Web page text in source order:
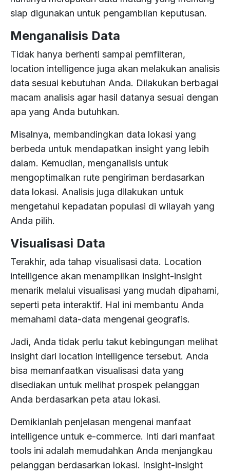
siap digunakan untuk pengambilan keputusan.
Menganalisis Data
Tidak hanya berhenti sampai pemfilteran,
location intelligence juga akan melakukan analisis
data sesuai kebutuhan Anda. Dilakukan berbagai
macam analisis agar hasil datanya sesuai dengan
apa yang Anda butuhkan.
Misalnya, membandingkan data lokasi yang
berbeda untuk mendapatkan insight yang lebih
dalam. Kemudian, menganalisis untuk
mengoptimalkan rute pengiriman berdasarkan
data lokasi. Analisis juga dilakukan untuk
mengetahui kepadatan populasi di wilayah yang
Anda pilih.
Visualisasi Data
Terakhir, ada tahap visualisasi data. Location
intelligence akan menampilkan insight-insight
menarik melalui visualisasi yang mudah dipahami,
seperti peta interaktif. Hal ini membantu Anda
memahami data-data mengenai geografis.
Jadi, Anda tidak perlu takut kebingungan melihat
insight dari location intelligence tersebut. Anda
bisa memanfaatkan visualisasi data yang
disediakan untuk melihat prospek pelanggan
Anda berdasarkan peta atau lokasi.
Demikianlah penjelasan mengenai manfaat
intelligence untuk e-commerce. Inti dari manfaat
tools ini adalah memudahkan Anda menjangkau
pelanggan berdasarkan lokasi. Insight-insight